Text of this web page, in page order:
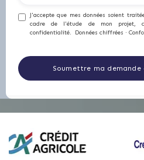
J'accepte que mes données soient
cadre de l'étude de mon projet,
confidentialité. Données chiffrées ·